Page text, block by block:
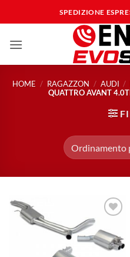
ai
SPEDIZIONE
HOME / RAGAZZON / AUDI /
QUATTRO AVANT
Aggiungi
alla lista
dei
desideri